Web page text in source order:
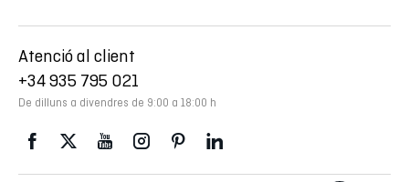
Atenció al client
+34 935 795 021
De dilluns a divendres de 9:00 a 18:00 h